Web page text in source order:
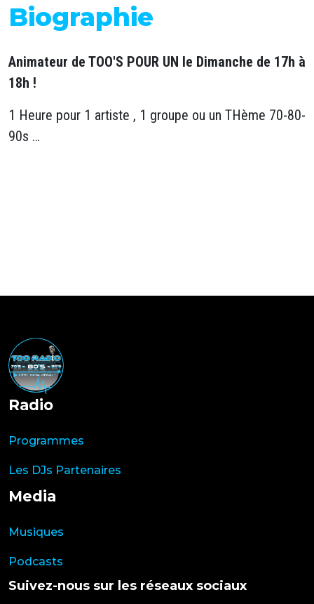
Biographie
Animateur de TOO'S POUR UN le Dimanche de 17h à
18h !
1 Heure pour 1 artiste , 1 groupe ou un THème 70-80-
90s …
Radio
Programmes
Les DJs Partenaires
Media
Musiques
Podcasts
Suivez-nous sur les réseaux sociaux